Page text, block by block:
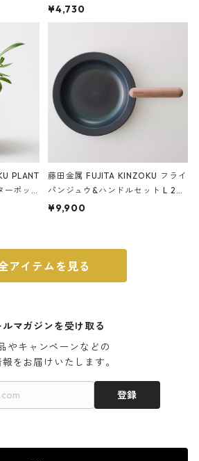
Station
石調 ideaco Umbrella Stand CUB
E ストーンサンドブラック
¥4,730
PLANT
ーポッ
藤田金属 FUJITA KINZOKU フライ
パンジュウ&ハンドルセット L 24c
m ガス火・IH対応 鉄フライパン
¥9,900
アイテムを見る
ルマガジンを受け取る
やキャンペーンなどの
をお届けいたします。
登録